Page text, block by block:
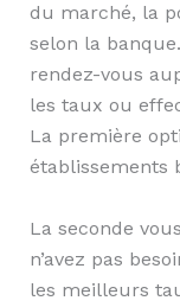
du marché, la
selon la
rendez-vous
les taux ou
La première
établissements
La seconde
n’avez pas
les meilleurs